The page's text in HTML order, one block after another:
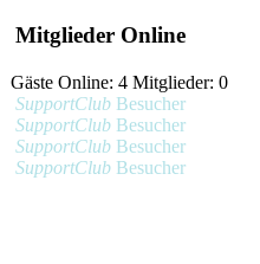
Mitglieder Online
Gäste Online: 4 Mitglieder: 0
SupportClub Besucher
SupportClub Besucher
SupportClub Besucher
SupportClub Besucher